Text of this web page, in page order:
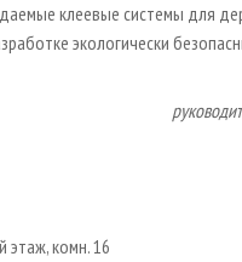
клеевые системы для
экологически
этаж, комн. 16